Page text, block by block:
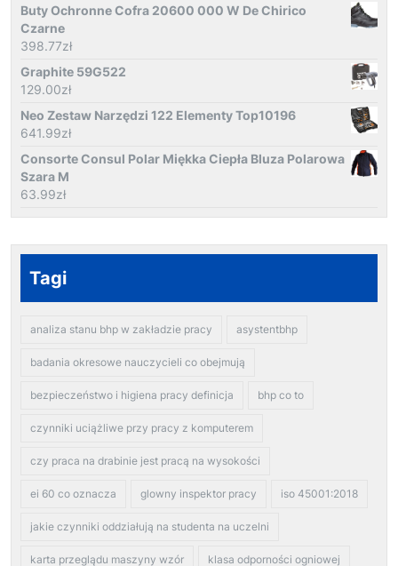
Buty Ochronne Cofra 20600 000 W De Chirico
Czarne
398.77zł
Graphite 59G522
129.00zł
Neo Zestaw Narzędzi 122 Elementy Top10196
641.99zł
Consorte Consul Polar Miękka Ciepła Bluza Polarowa
Szara M
63.99zł
Tagi
analiza stanu bhp w zakładzie pracy asystentbhp
badania okresowe nauczycieli co obejmują
bezpieczeństwo i higiena pracy definicja bhp co to
czynniki uciążliwe przy pracy z komputerem
czy praca na drabinie jest pracą na wysokości
ei 60 co oznacza glowny inspektor pracy iso 45001:2018
jakie czynniki oddziałują na studenta na uczelni
karta przeglądu maszyny wzór klasa odporności ogniowej